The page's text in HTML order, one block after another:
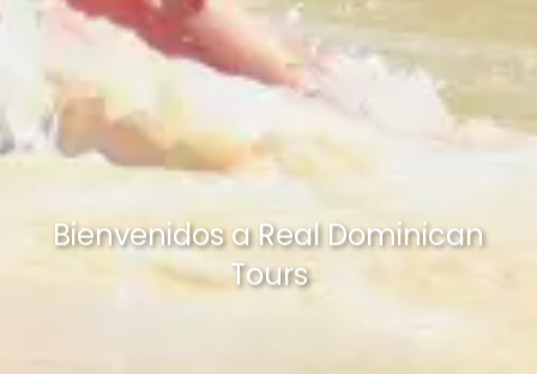
Bienvenidos a Real Dominican
Tours